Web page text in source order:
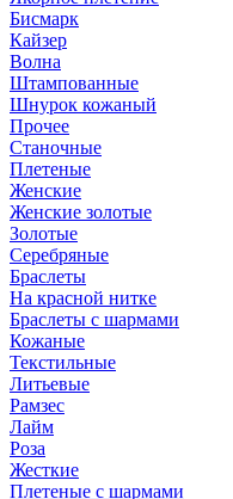
Бисмарк
Кайзер
Волна
Штампованные
Шнурок кожаный
Прочее
Станочные
Плетеные
Женские
Женские золотые
Золотые
Серебряные
Браслеты
На красной нитке
Браслеты с шармами
Кожаные
Текстильные
Литьевые
Рамзес
Лайм
Роза
Жесткие
Плетеные с шармами